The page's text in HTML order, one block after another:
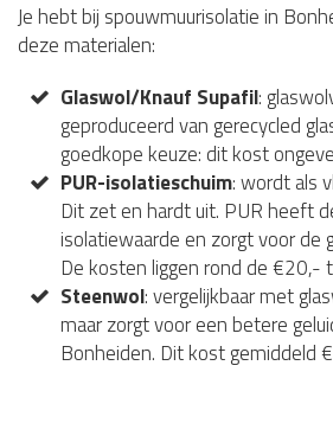
Je hebt bij spouwmuurisolatie in
deze materialen:
Glaswol/Knauf Supafil:
geproduceerd van gerecycled
goedkope keuze: dit kost
PUR-isolatieschuim: wordt als
Dit zet en hardt uit. PUR heeft
isolatiewaarde en zorgt voor de
De kosten liggen rond de €20,-
Steenwol: vergelijkbaar met
maar zorgt voor een betere
Bonheiden. Dit kost gemiddeld